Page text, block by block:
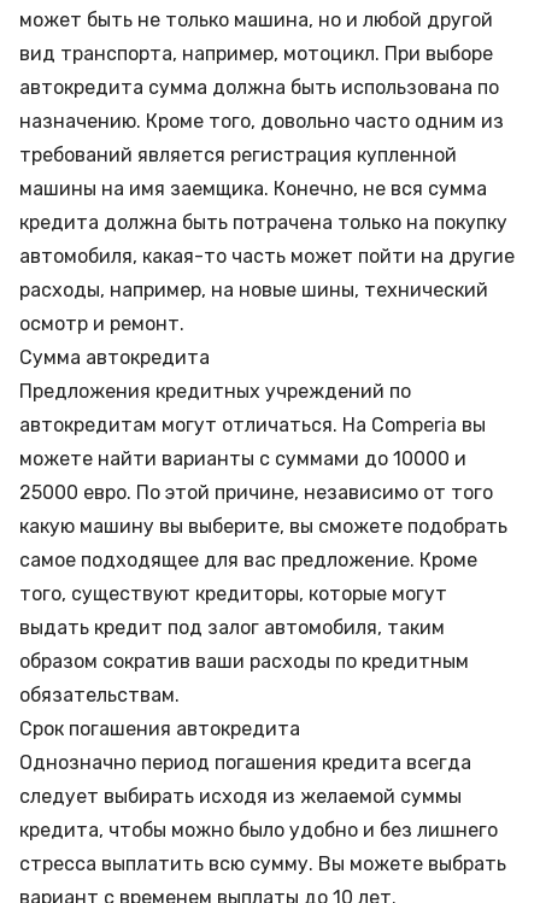
может быть не только машина, но и любой другой
вид транспорта, например, мотоцикл. При выборе
автокредита сумма должна быть использована по
назначению. Кроме того, довольно часто одним из
требований является регистрация купленной
машины на имя заемщика. Конечно, не вся сумма
кредита должна быть потрачена только на покупку
автомобиля, какая-то часть может пойти на другие
расходы, например, на новые шины, технический
осмотр и ремонт.
Сумма автокредита
Предложения кредитных учреждений по
автокредитам могут отличаться. На Comperia вы
можете найти варианты с суммами до 10000 и
25000 евро. По этой причине, независимо от того
какую машину вы выберите, вы сможете подобрать
самое подходящее для вас предложение. Кроме
того, существуют кредиторы, которые могут
выдать кредит под залог автомобиля, таким
образом сократив ваши расходы по кредитным
обязательствам.
Срок погашения автокредита
Однозначно период погашения кредита всегда
следует выбирать исходя из желаемой суммы
кредита, чтобы можно было удобно и без лишнего
стресса выплатить всю сумму. Вы можете выбрать
вариант с временем выплаты до 10 лет.